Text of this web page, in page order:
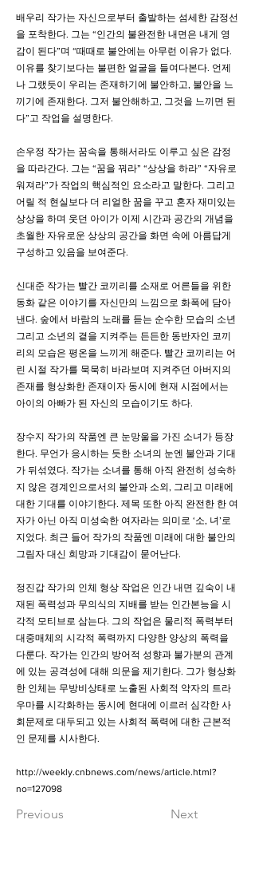
배우리 작가는 자신으로부터 출발하는 섬세한 감정선
을 포착한다. 그는 “인간의 불완전한 내면은 내게 영
감이 된다”며 “때때로 불안에는 아무런 이유가 없다.
이유를 찾기보다는 불편한 얼굴을 들여다본다. 언제
나 그랬듯이 우리는 존재하기에 불안하고, 불안을 느
끼기에 존재한다. 그저 불안해하고, 그것을 느끼면 된
다”고 작업을 설명한다.
손우정 작가는 꿈속을 통해서라도 이루고 싶은 감정
을 따라간다. 그는 “꿈을 꿔라” “상상을 하라” “자유로
워져라”가 작업의 핵심적인 요소라고 말한다. 그리고
어릴 적 현실보다 더 리얼한 꿈을 꾸고 혼자 재미있는
상상을 하며 웃던 아이가 이제 시간과 공간의 개념을
초월한 자유로운 상상의 공간을 화면 속에 아름답게
구성하고 있음을 보여준다.
신대준 작가는 빨간 코끼리를 소재로 어른들을 위한
동화 같은 이야기를 자신만의 느낌으로 화폭에 담아
낸다. 숲에서 바람의 노래를 듣는 순수한 모습의 소년
그리고 소년의 곁을 지켜주는 든든한 동반자인 코끼
리의 모습은 평온을 느끼게 해준다. 빨간 코끼리는 어
린 시절 작가를 묵묵히 바라보며 지켜주던 아버지의
존재를 형상화한 존재이자 동시에 현재 시점에서는
아이의 아빠가 된 자신의 모습이기도 하다.
장수지 작가의 작품엔 큰 눈망울을 가진 소녀가 등장
한다. 무언가 응시하는 듯한 소녀의 눈엔 불안과 기대
가 뒤섞였다. 작가는 소녀를 통해 아직 완전히 성숙하
지 않은 경계인으로서의 불안과 소외, 그리고 미래에
대한 기대를 이야기한다. 제목 또한 아직 완전한 한 여
자가 아닌 아직 미성숙한 여자라는 의미로 ‘소, 녀’로
지었다. 최근 들어 작가의 작품엔 미래에 대한 불안의
그림자 대신 희망과 기대감이 묻어난다.
정진갑 작가의 인체 형상 작업은 인간 내면 깊숙이 내
재된 폭력성과 무의식의 지배를 받는 인간본능을 시
각적 모티브로 삼는다. 그의 작업은 물리적 폭력부터
대중매체의 시각적 폭력까지 다양한 양상의 폭력을
다룬다. 작가는 인간의 방어적 성향과 불가분의 관계
에 있는 공격성에 대해 의문을 제기한다. 그가 형상화
한 인체는 무방비상태로 노출된 사회적 약자의 트라
우마를 시각화하는 동시에 현대에 이르러 심각한 사
회문제로 대두되고 있는 사회적 폭력에 대한 근본적
인 문제를 시사한다.
http://weekly.cnbnews.com/news/article.html?
no=127098
Previous Next